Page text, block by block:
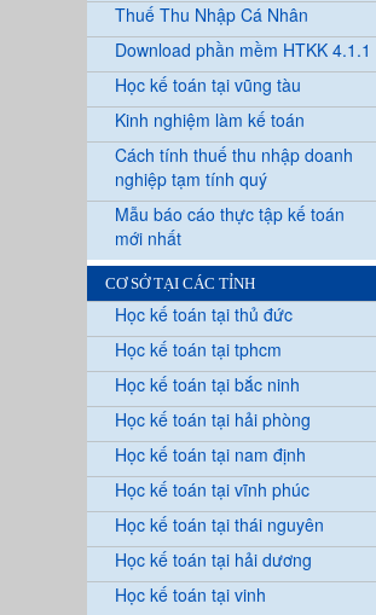
Thuế Thu Nhập Cá Nhân
Download phần mềm HTKK 4.1.1
Học kế toán tại vũng tàu
Kinh nghiệm làm kế toán
Cách tính thuế thu nhập doanh
nghiệp tạm tính quý
Mẫu báo cáo thực tập kế toán
mới nhất
CƠ SỞ TẠI CÁC TỈNH
Học kế toán tại thủ đức
Học kế toán tại tphcm
Học kế toán tại bắc ninh
Học kế toán tại hải phòng
Học kế toán tại nam định
Học kế toán tại vĩnh phúc
Học kế toán tại thái nguyên
Học kế toán tại hải dương
Học kế toán tại vinh